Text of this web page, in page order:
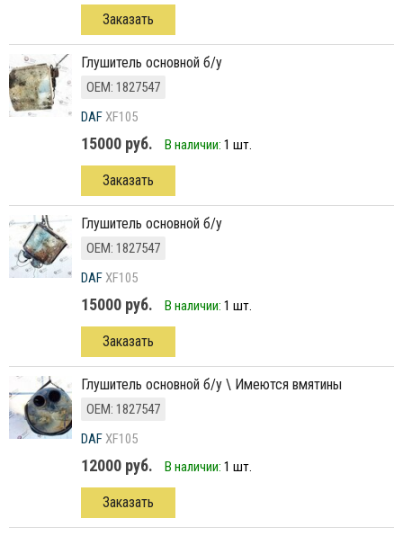
Заказать
глушитель основной б/у
ОЕМ: 1827547
DAFXF105
15000 руб. В наличии: 1 шт.
Заказать
глушитель основной б/у
ОЕМ: 1827547
DAFXF105
15000 руб. В наличии: 1 шт.
Заказать
глушитель основной б/у \ Имеются вмятины
ОЕМ: 1827547
DAFXF105
12000 руб. В наличии: 1 шт.
Заказать